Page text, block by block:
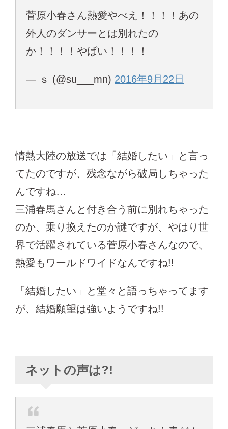
菅原小春さん熱愛やべえ！！！！あの
外人のダンサーとは別れたの
か！！！！やばい！！！！
— ｓ (@su___mn) 2016年9月22日
情熱大陸の放送では「結婚したい」と言っ
てたのですが、残念ながら破局しちゃった
んですね…
三浦春馬さんと付き合う前に別れちゃった
のか、乗り換えたのか謎ですが、やはり世
界で活躍されている菅原小春さんなので、
熱愛もワールドワイドなんですね!!
「結婚したい」と堂々と語っちゃってます
が、結婚願望は強いようですね!!
ネットの声は?!